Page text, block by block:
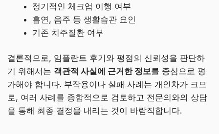
정기적인 체크업 이행 여부
흡연, 음주 등 생활습관 요인
기존 치주질환 여부
결론적으로, 임플란트 후기와 평점의 신뢰성을 판단하
기 위해서는 객관적 사실에 근거한 정보를 중심으로 평
가해야 합니다. 부작용이나 실패 사례는 개인차가 크므
로, 여러 사례를 종합적으로 검토하고 전문의와의 상담
을 통해 최종 결정을 내리는 것이 바람직합니다.